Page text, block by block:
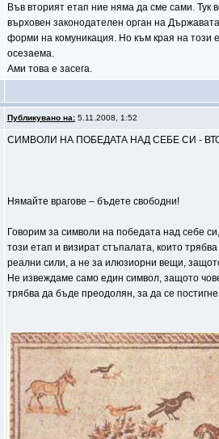
Във вторият етап ние няма да сме сами.
върховен законодателен орган на
форми на комуникация. Но към края на този
осезаема.
Ами това е засега.
Публикувано на:5.11.2008, 1:52
СИМВОЛИ НА ПОБЕДАТА НАД СЕБЕ СИ -
Нямайте врагове – бъдете свободни!
Говорим за символи на победата над себе
този етап и визират стъпалата, които
реални сили, а не за илюзиорни вещи,
Не извеждаме само един символ, защото
трябва да бъде преодолян, за да се